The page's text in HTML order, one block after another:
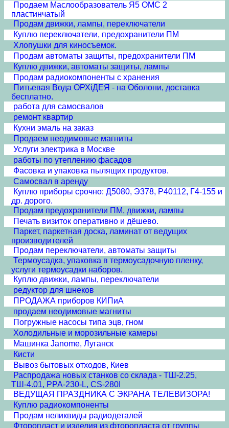
Продаем Маслообразователь Я5 ОМС 2
пластинчатый
Продам движки, лампы, переключатели
Куплю переключатели, предохранители ПМ
Хлопушки для киносъемок.
Продам автоматы защиты, предохранители ПМ
Куплю движки, автоматы защиты, лампы
Продам радиокомпоненты с хранения
Питьевая Вода ОРХiДЕЯ - на Оболони, доставка
бесплатно.
работа для самосвалов
ремонт квартир
Кухни эмаль на заказ
Продаем неодимовые магниты
Услуги электрика в Москве
работы по утеплению фасадов
Фасовка и упаковка пылящих продуктов.
Самосвал в аренду
Куплю приборы срочно: Д5080, Э378, Р40112, Г4-155 и
др. дорого.
Продам предохранители ПМ, движки, лампы
Печать визиток оперативно и дёшево.
Паркет, паркетная доска, ламинат от ведущих
производителей
Продам переключатели, автоматы защиты
Термоусадка, упаковка в термоусадочную пленку,
услуги термоусадки наборов.
Куплю движки, лампы, переключатели
редуктор для шнеков
ПРОДАЖА приборов КИПиА
продаем неодимовые магниты
Погружные насосы типа эцв, гном
Холодильные и морозильные камеры
Машинка Janome, Луганск
Кисти
Вывоз бытовых отходов, Киев
Распродажа новых станков со склада - ТШ-2.25,
ТШ-4.01, PPA-230-L, CS-280I
ВЕДУЩАЯ ПРАЗДНИКА С ЭКРАНА ТЕЛЕВИЗОРА!
Куплю радиокомпоненты
Продам неликвиды радиодеталей
Фторопласт и изделия из фторопласта от группы